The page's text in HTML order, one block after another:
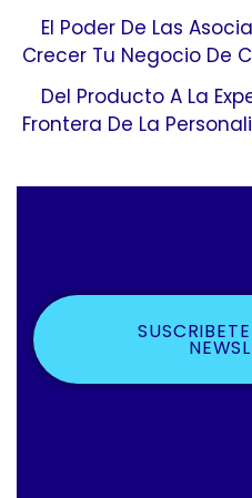
El Poder De Las
Crecer Tu Negocio De
Del Producto A La
Frontera De La